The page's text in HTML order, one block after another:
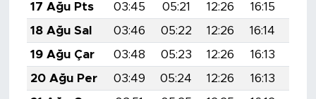
17 Ağu Pts
03:45 05:21 12:26 16:15
18 Ağu Sal
03:46 05:22 12:26 16:14
19 Ağu Çar
03:48 05:23 12:26 16:13
20 Ağu Per
03:49 05:24 12:26 16:13